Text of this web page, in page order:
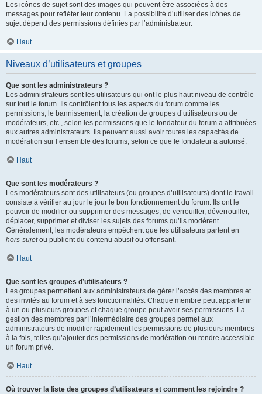
Les icônes de sujet sont des images qui peuvent être associées à des
messages pour refléter leur contenu. La possibilité d’utiliser des icônes de
sujet dépend des permissions définies par l’administrateur.
Haut
Niveaux d’utilisateurs et groupes
Que sont les administrateurs ?
Les administrateurs sont les utilisateurs qui ont le plus haut niveau de contrôle
sur tout le forum. Ils contrôlent tous les aspects du forum comme les
permissions, le bannissement, la création de groupes d’utilisateurs ou de
modérateurs, etc., selon les permissions que le fondateur du forum a attribuées
aux autres administrateurs. Ils peuvent aussi avoir toutes les capacités de
modération sur l’ensemble des forums, selon ce que le fondateur a autorisé.
Haut
Que sont les modérateurs ?
Les modérateurs sont des utilisateurs (ou groupes d’utilisateurs) dont le travail
consiste à vérifier au jour le jour le bon fonctionnement du forum. Ils ont le
pouvoir de modifier ou supprimer des messages, de verrouiller, déverrouiller,
déplacer, supprimer et diviser les sujets des forums qu’ils modèrent.
Généralement, les modérateurs empêchent que les utilisateurs partent en
hors-sujetou publient du contenu abusif ou offensant.
Haut
Que sont les groupes d’utilisateurs ?
Les groupes permettent aux administrateurs de gérer l’accès des membres et
des invités au forum et à ses fonctionnalités. Chaque membre peut appartenir
à un ou plusieurs groupes et chaque groupe peut avoir ses permissions. La
gestion des membres par l’intermédiaire des groupes permet aux
administrateurs de modifier rapidement les permissions de plusieurs membres
à la fois, telles qu’ajouter des permissions de modération ou rendre accessible
un forum privé.
Haut
Où trouver la liste des groupes d’utilisateurs et comment les rejoindre ?